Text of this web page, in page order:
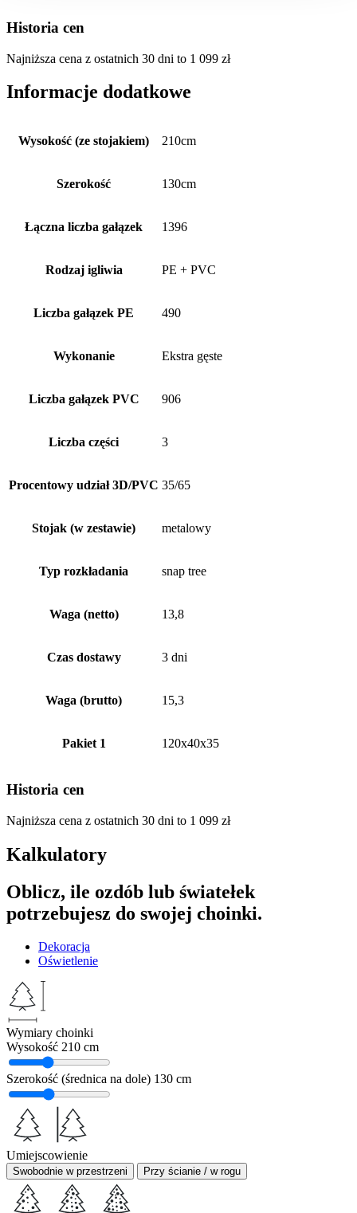
Historia cen
Najniższa cena z ostatnich 30 dni to 1 099 zł
Informacje dodatkowe
Wysokość (ze stojakiem) 210cm
Szerokość 130cm
Łączna liczba gałązek 1396
Rodzaj igliwia PE + PVC
Liczba gałązek PE 490
Wykonanie Ekstra gęste
Liczba gałązek PVC 906
Liczba części 3
Procentowy udział 3D/PVC 35/65
Stojak (w zestawie) metalowy
Typ rozkładania snap tree
Waga (netto) 13,8
Czas dostawy 3 dni
Waga (brutto) 15,3
Pakiet 1 120x40x35
Historia cen
Najniższa cena z ostatnich 30 dni to 1 099 zł
Kalkulatory
Oblicz, ile ozdób lub światełek
potrzebujesz do swojej choinki.
Dekoracja
Oświetlenie
Wymiary choinki
Wysokość 210 cm
Szerokość (średnica na dole) 130 cm
Umiejscowienie
Swobodnie w przestrzeni Przy ścianie / w rogu